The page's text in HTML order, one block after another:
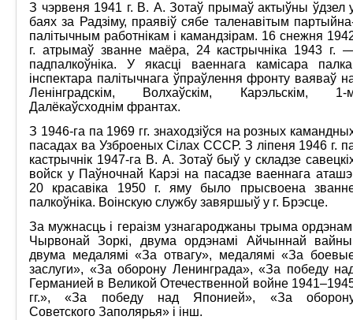
З чэрвеня 1941 г. В. А. Зотаў прымаў актыўны ўдзел
баях за Радзіму, праявіў сябе таленавітым
палітычным работнікам і камандзірам. 16 снежня
г. атрымаў званне маёра, 24 кастрычніка 1943 г.
падпалкоўніка. У якасці ваеннага камісара
інспектара палітычнага ўпраўлення фронту ваяваў
Ленінградскім, Волхаўскім, Карэльскім, 1-
Далёкаўсходнім франтах.
З 1946-га па 1969 гг. знаходзіўся на розных
пасадах ва Узброеных Сілах СССР. З ліпеня 1946 г.
кастрычнік 1947-га В. А. Зотаў быў у складзе
войск у Паўночнай Карэі на пасадзе ваеннага
20 красавіка 1950 г. яму было прысвоена
палкоўніка. Воінскую службу завяршыў у г. Брэсце.
За мужнасць і гераізм узнагароджаны трыма
Чырвонай Зоркі, двума ордэнамі Айчыннай
двума медалямі «За отвагу», медалямі «За
заслуги», «За оборону Ленинграда», «За победу
Германией в Великой Отечественной войне
гг.», «За победу над Японией», «За
Советского Заполярья» і інш.